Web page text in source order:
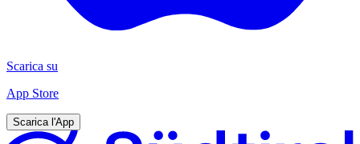
Scarica su
App Store
Scarica l'App